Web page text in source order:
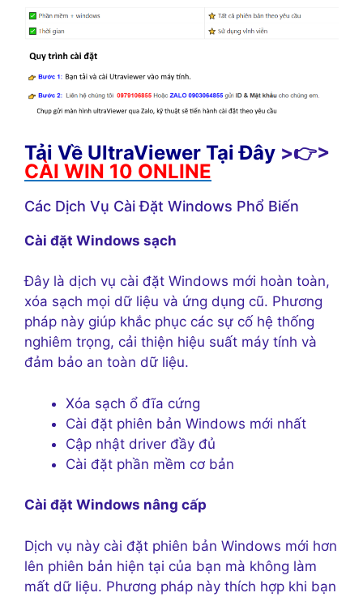
Tải Về UltraViewer Tại Đây >👉>
CÀI WIN 10 ONLINE
Các Dịch Vụ Cài Đặt Windows Phổ Biến
Cài đặt Windows sạch
Đây là dịch vụ cài đặt Windows mới hoàn toàn,
xóa sạch mọi dữ liệu và ứng dụng cũ. Phương
pháp này giúp khắc phục các sự cố hệ thống
nghiêm trọng, cải thiện hiệu suất máy tính và
đảm bảo an toàn dữ liệu.
Xóa sạch ổ đĩa cứng
Cài đặt phiên bản Windows mới nhất
Cập nhật driver đầy đủ
Cài đặt phần mềm cơ bản
Cài đặt Windows nâng cấp
Dịch vụ này cài đặt phiên bản Windows mới hơn
lên phiên bản hiện tại của bạn mà không làm
mất dữ liệu. Phương pháp này thích hợp khi bạn